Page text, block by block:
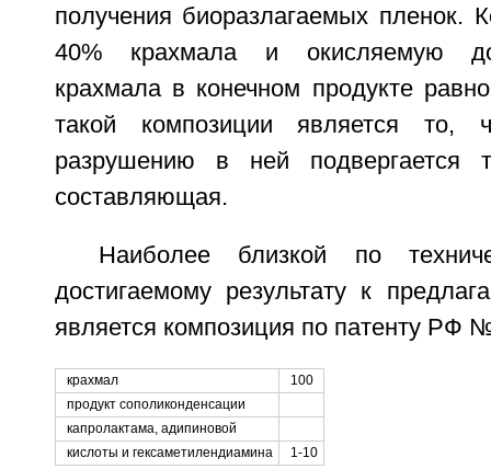
получения биоразлагаемых пленок.
40% крахмала и окисляемую
крахмала в конечном продукте
такой композиции является то,
разрушению в ней подвергается
составляющая.
Наиболее близкой по
достигаемому результату к
является композиция по патенту РФ
крахмал
100
продукт сополиконденсации
капролактама, адипиновой
кислоты и гексаметилендиамина
1-10